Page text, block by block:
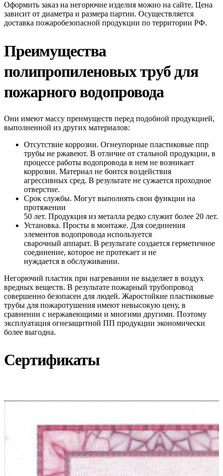
Оформить заказ на негорючие изделия можно на сайте. Цена
зависит от диаметра и размера партии. Осуществляется
доставка пожаробезопасной продукции по территории РФ.
Преимущества
полипропиленовых труб для
пожарного водопровода
Они имеют массу преимуществ перед подобной продукцией,
выполненной из других материалов:
Отсутствие коррозии. Огнеупорные пластиковые ппр
трубы не ржавеют. В отличие от стальной продукции, в
процессе работы водопровода в нем не возникает
коррозии. Материал не боится воздействия
агрессивных сред. В результате не сужается проходное
отверстие.
Срок службы. Могут выполнять свои функции на
протяжении
50 лет. Продукция из металла редко служит более 20 лет.
Установка. Просты в монтаже. Для соединения
элементов водопровода используется
сварочный аппарат. В результате создается герметичное
соединение, которое не протекает и не
нуждается в обслуживании.
Негорючий пластик при нагревании не выделяет в воздух
вредных веществ. В результате пожарный трубопровод
совершенно безопасен для людей. Жаростойкие пластиковые
трубы для пожаротушения имеют невысокую цену, в
сравнении с нержавеющими и многими другими. Поэтому
эксплуатация огнезащитной ПП продукции экономически
более выгодна.
Сертификаты